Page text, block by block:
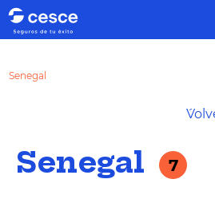
Senegal
Senegal 7